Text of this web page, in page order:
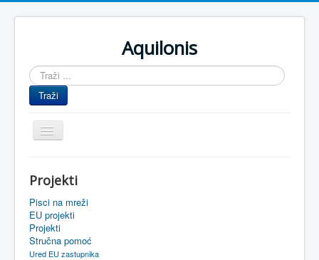
Aquilonis
Traži
...
Traži
Prikaz/Sakrivanje
navigacije
Upravljanje znanjem
Obrazovanje
Upravljanje projektima
Projekti
Pisci na mreži
EU projekti
Projekti
Stručna pomoć
Ured EU zastupnika